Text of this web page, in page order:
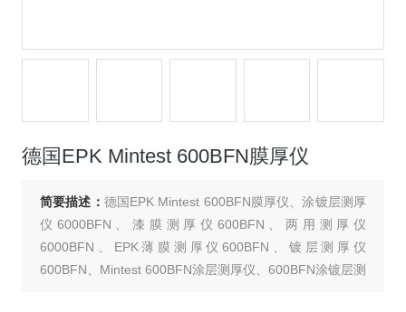
德国EPK Mintest 600BFN膜厚仪
简要描述： 德国EPK Mintest 600BFN膜厚仪、涂镀层测厚
仪6000BFN、漆膜测厚仪600BFN、两用测厚仪
6000BFN、EPK薄膜测厚仪600BFN、镀层测厚仪
600BFN、Mintest 600BFN涂层测厚仪、600BFN涂镀层测